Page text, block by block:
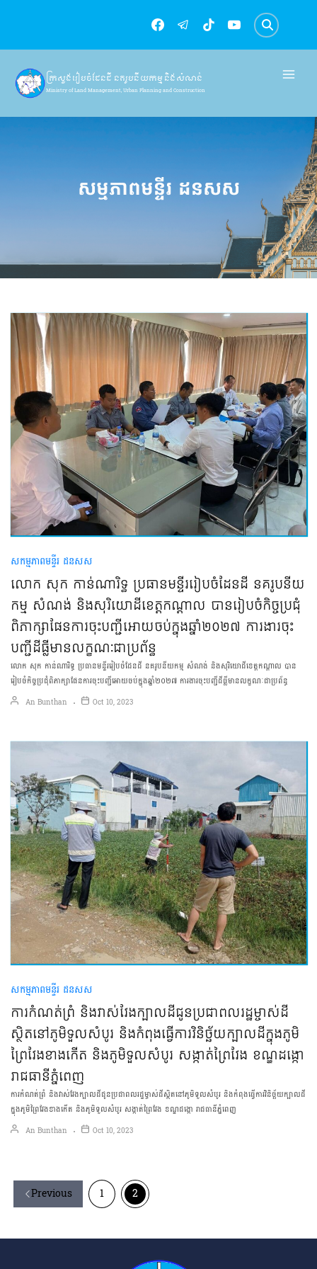
content
ក្រសួងរៀបចំដែនដី នគរូបនីយកម្ម និងសំណង់
Ministry of Land Management, Urban Planning and Construction
សម្មភាពមន្ទីរ ដនសស
សកម្មភាពមន្ទីរ ដនសស
លោក សុក កាន់ណារិទ្ធ ប្រធានមន្ទីររៀបចំដែនដី នគរូបនីយ
កម្ម សំណង់ និងសុរិយោដីខេត្តកណ្តាល បានរៀបចំកិច្ចប្រជុំ
ពិភាក្សាផែនការចុះបញ្ជីអោយចប់ក្នុងឆ្នាំ២០២៧ ការងារចុះ
បញ្ជីដីធ្លីមានលក្ខណៈជាប្រព័ន្ធ
លោក សុក កាន់ណារិទ្ធ ប្រធានមន្ទីររៀបចំដែនដី នគរូបនីយកម្ម សំណង់ និងសុរិយោដីខេត្តកណ្តាល បាន
រៀបចំកិច្ចប្រជុំពិភាក្សាផែនការចុះបញ្ជីអោយចប់ក្នុងឆ្នាំ២០២៧ ការងារចុះបញ្ជីដីធ្លីមានលក្ខណៈជាប្រព័ន្ធ
An Bunthan Oct 10, 2023
សកម្មភាពមន្ទីរ ដនសស
ការកំណត់ព្រំ និងវាស់វែងក្បាលដីជូនប្រជាពលរដ្ឋម្ចាស់ដី
ស្ថិតនៅភូមិទួលសំបូរ និងកំពុងធ្វើការវិនិច្ឆ័យក្បាលដីក្នុងភូមិ
ព្រៃវែងខាងកើត និងភូមិទួលសំបូរ សង្កាត់ព្រៃវែង ខណ្ឌដង្កោ
រាជធានីភ្នំពេញ
ការកំណត់ព្រំ និងវាស់វែងក្បាលដីជូនប្រជាពលរដ្ឋម្ចាស់ដីស្ថិតនៅភូមិទួលសំបូរ និងកំពុងធ្វើការវិនិច្ឆ័យក្បាលដី
ក្នុងភូមិព្រៃវែងខាងកើត និងភូមិទួលសំបូរ សង្កាត់ព្រៃវែង ខណ្ឌដង្កោ រាជធានីភ្នំពេញ
An Bunthan Oct 10, 2023
Previous 1 2